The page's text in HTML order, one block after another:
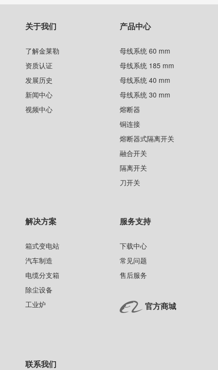
关于我们
了解金莱勒
资质认证
发展历史
新闻中心
视频中心
产品中心
母线系统 60 mm
母线系统 185 mm
母线系统 40 mm
母线系统 30 mm
熔断器
铜连接
熔断器式隔离开关
融合开关
隔离开关
刀开关
解决方案
箱式变电站
汽车制造
电缆分支箱
除尘设备
工业炉
服务支持
下载中心
常见问题
售后服务
官方商城
联系我们